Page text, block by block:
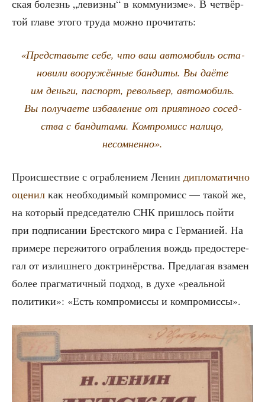
ская болезнь „левиз­ны“ в ком­му­низ­ме». В чет­вёр­
той гла­ве это­го тру­да мож­но прочитать:
«Пред­ставь­те себе, что ваш авто­мо­биль оста­
но­ви­ли воору­жён­ные бан­ди­ты. Вы даё­те
им день­ги, пас­порт, револь­вер, авто­мо­биль.
Вы полу­ча­е­те избав­ле­ние от при­ят­но­го сосед­
ства с бан­ди­та­ми. Ком­про­мисс нали­цо,
несомненно».
Про­ис­ше­ствие с ограб­ле­ни­ем Ленин дипло­ма­тич­но
оце­нил как необ­хо­ди­мый ком­про­мисс — такой же,
на кото­рый пред­се­да­те­лю СНК при­шлось пой­ти
при под­пи­са­нии Брест­ско­го мира с Гер­ма­ни­ей. На
при­ме­ре пере­жи­то­го ограб­ле­ния вождь предо­сте­ре­
гал от излиш­не­го док­три­нёр­ства. Пред­ла­гая вза­мен
более праг­ма­тич­ный под­ход, в духе «реаль­ной
поли­ти­ки»: «Есть ком­про­мис­сы и компромиссы».